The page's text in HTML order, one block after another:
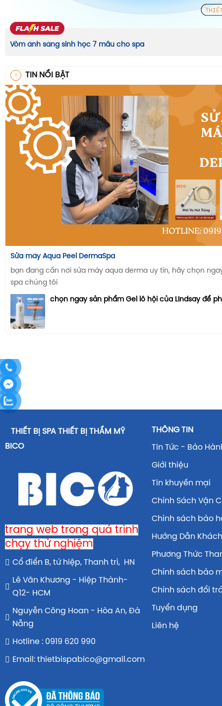
Vòm ánh sáng sinh học 7 mầu cho spa
TIN NỔI BẬT
Sửa máy Aqua Peel DermaSpa
bạn đang cần nơi sửa máy aqua derma uy tín, hãy chọn
spa chúng tôi
chọn ngay sản phẩm Gel lô hội của LIndsay để
THIẾT BỊ SPA THIẾT BỊ THẨM MỸ
BICO
trang web trong quá trình
chạy thử nghiệm
Cổ điển B, tứ hiệp, Thanh trì, HN
Lê Văn Khương - Hiệp Thành-
Q12- HCM
Nguyễn Công Hoan - Hòa An, Đà
Nẵng
Hotline : 0919 620 990
Email: thietbispabico@gmail.com
THÔNG TIN
Tin Tức - Bảo
Giới thiệu
Tin khuyến mại
Chính Sách Vận
Chính sách bảo
Hướng Dẫn
Phương Thức
Chính sách bảo
Chính sách đổi
Tuyển dụng
Liên hệ